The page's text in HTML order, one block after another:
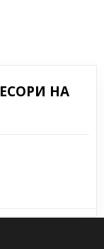
НА